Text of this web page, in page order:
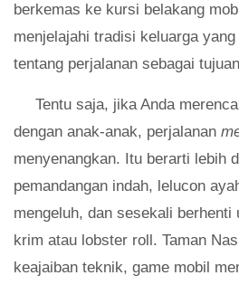
berkemas ke kursi belakang
menjelajahi tradisi keluarga
tentang perjalanan sebagai
Tentu saja, jika Anda
dengan anak-anak, perjalanan
menyenangkan. Itu berarti lebih
pemandangan indah, lelucon
mengeluh, dan sesekali berhenti
krim atau lobster roll. Taman
keajaiban teknik, game mobil